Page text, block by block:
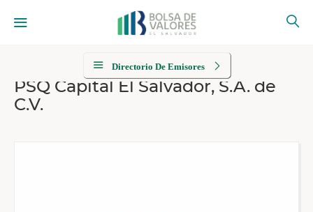
Directorio De Emisores
PSQ Capital El Salvador, S.A. de
C.V.